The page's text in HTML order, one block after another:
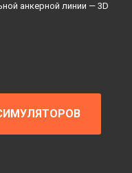
анкерной линии — 3D